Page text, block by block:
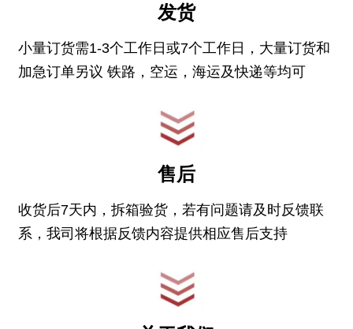
发货
小量订货需1-3个工作日或7个工作日，大量订货和
加急订单另议 铁路，空运，海运及快递等均可
售后
收货后7天内，拆箱验货，若有问题请及时反馈联
系，我司将根据反馈内容提供相应售后支持